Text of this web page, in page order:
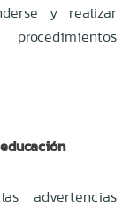
y realizar
advertencias